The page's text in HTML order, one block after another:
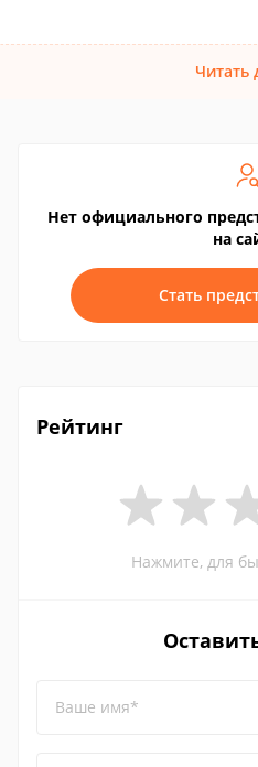
Читать
Нет официального
на
Стать
Рейтинг
Нажмите, для
Ваше имя*